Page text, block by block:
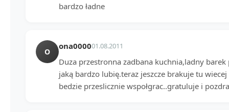
bardzo ładne
O
ona000001.08.2011
Duza przestronna zadbana kuchnia,ladny
jaką bardzo lubię.teraz jeszcze brakuje tu
bedzie przeslicznie wspołgrac..gratuluje i